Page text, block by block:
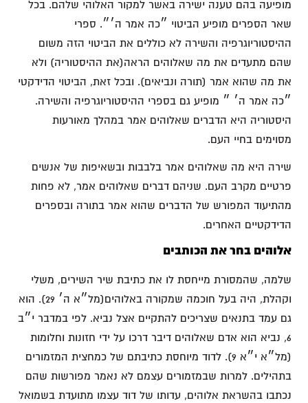
מופיעה בהם טענה ישירה באשר למקור האלוהי שלהם. בכל
שאר הספרים מופיע הביטוי ״כה אמר ה׳״. ספרי
ההיסטוריוגרפיה והשירה לא כוללים את הביטוי הזה משום
שהם מתעדים את מה שאלוהים הראה(את ההיסטוריה) ולא
את מה שהוא אמר (תורה ונביאים). ובכל זאת, הביטוי הדידקטי
״כה אמר ה׳ ״ מופיע גם בספרי ההיסטוריוגרפיה והשירה.
היסטוריה היא הדברים שאלוהים אמר במהלך מאורעות
מסוימים בחיי העם.
שירה היא מה שאלוהים אמר בלבבות ובשאיפות של אנשים
פרטיים מקרב העם. שניהם דברים שאלוהים אמר, לא פחות
מהתיעוד המפורש של הדברים שהוא אמר בתורה ובספרים
הדידקטיים האחרים.
אלוהים בחר את הכותבים
שלמה, שהמסורת מייחסת לו את כתיבת שיר השירים, משלי
וקהלת, היה בעל חוכמה שמקורה באלוהים(מל״א ה׳ 29). הוא
גם עמד בתנאים שצריכים להתקיים אצל נביא. לפי במדבר י״ב
6, נביא הוא אדם שאלוהים דיבר דרכו על ידי חזונות וחלומות
(מל״א י״א 9). לדוד מיוחסת כתיבתם של כמחצית המזמורים
בתהילים. למרות שבמזמורים עצמם לא נאמר מפורשות שהם
נכתבו בהשראת אלוהים, עדותו של דוד עצמו מתועדת בשמואל